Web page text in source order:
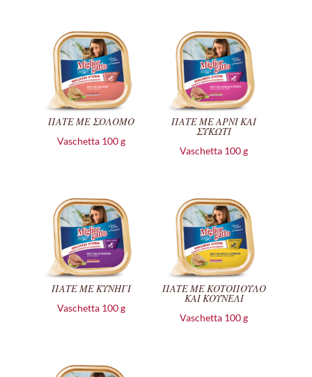
ΠΑΤΕ ΜΕ ΣΟΛΟΜΟ
Vaschetta 100 g
ΠΑΤΕ ΜΕ ΑΡΝΙ ΚΑΙ
ΣΥΚΩΤΙ
Vaschetta 100 g
ΠΑΤΕ ΜΕ ΚΥΝΗΓΙ
Vaschetta 100 g
ΠΑΤΕ ΜΕ ΚΟΤΟΠΟΥΛΟ
ΚΑΙ ΚΟΥΝΕΛΙ
Vaschetta 100 g